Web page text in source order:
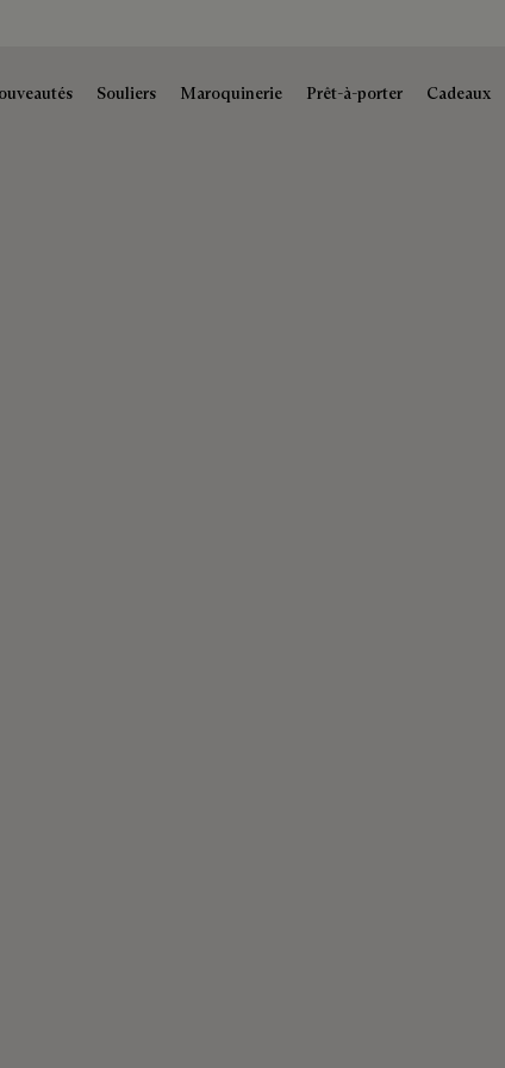
Souliers Maroquinerie Prêt-à-porter Cadeaux